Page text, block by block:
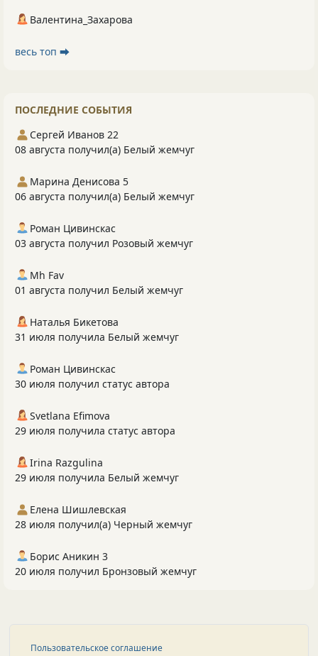
Валентина_Захарова
весь топ ⮕
ПОСЛЕДНИЕ СОБЫТИЯ
Сергей Иванов 22
08 августа получил(а) Белый жемчуг
Марина Денисова 5
06 августа получил(а) Белый жемчуг
Роман Цивинскас
03 августа получил Розовый жемчуг
Mh Fav
01 августа получил Белый жемчуг
Наталья Бикетова
31 июля получила Белый жемчуг
Роман Цивинскас
30 июля получил статус автора
Svetlana Efimova
29 июля получила статус автора
Irina Razgulina
29 июля получила Белый жемчуг
Елена Шишлевская
28 июля получил(а) Черный жемчуг
Борис Аникин 3
20 июля получил Бронзовый жемчуг
Пользовательское соглашение